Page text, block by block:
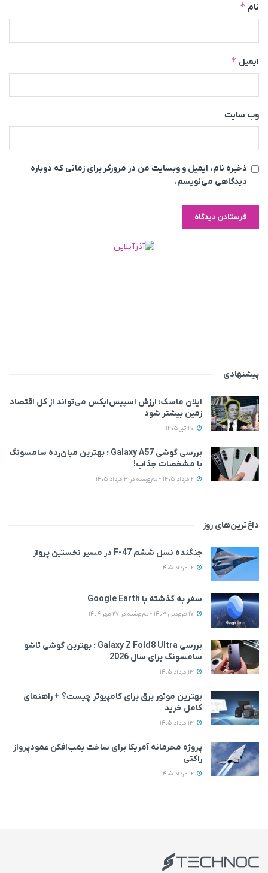
نام *
ایمیل *
وب‌ سایت
ذخیره نام، ایمیل و وبسایت من در مرورگر برای زمانی که دوباره
دیدگاهی می‌نویسم.
پیشنهادی
ایلان ماسک: ارزش اسپیس‌ایکس می‌تواند از کل اقتصاد
زمین بیشتر شود
بررسی گوشی Galaxy A57 ؛ بهترین میان‌رده سامسونگ
با مشخصات جذاب!
داغ‌ترین‌های روز
جنگنده نسل ششم F-47 در مسیر نخستین پرواز
سفر به گذشته با Google Earth
بررسی Galaxy Z Fold8 Ultra ؛ بهترین گوشی تاشو
سامسونگ برای سال 2026
بهترین موتور برق برای کامپیوتر چیست؟ + راهنمای
کامل خرید
پروژه محرمانه آمریکا برای ساخت بمب‌افکن عمودپرواز
راکتی